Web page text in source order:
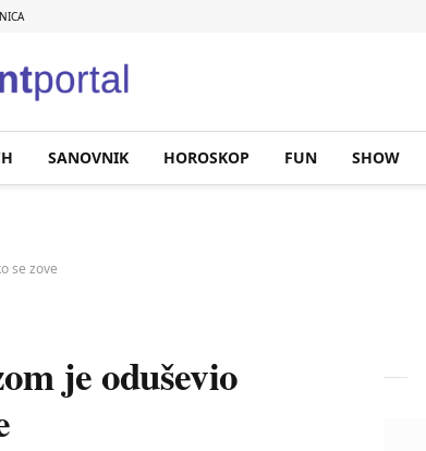
SANOVNIK HOROSKOP FUN SHOW
se zove
je oduševio